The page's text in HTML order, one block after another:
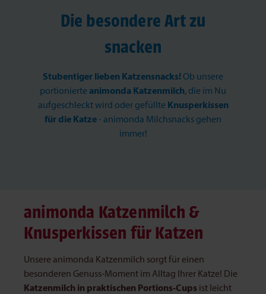
Die besondere Art zu
snacken
Stubentiger lieben Katzensnacks! Ob unsere
portionierteanimonda Katzenmilch, die im Nu
aufgeschleckt wird oder gefüllte Knusperkissen
für die Katze- animonda Milchsnacks gehen
immer!
animonda Katzenmilch &
Knusperkissen für Katzen
Unsere animonda Katzenmilch sorgt für einen
besonderen Genuss-Moment im Alltag Ihrer Katze! Die
Katzenmilch in praktischen Portions-Cups ist leicht